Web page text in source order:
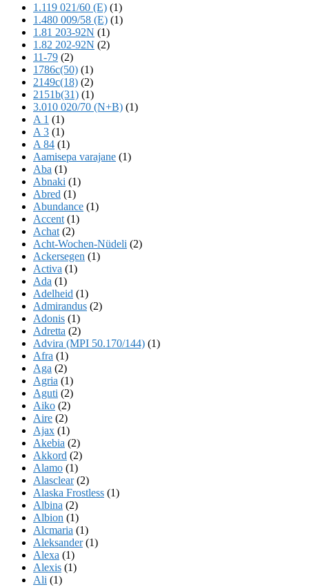
1.119 021/60 (E) (1)
1.480 009/58 (E) (1)
1.81 203-92N (1)
1.82 202-92N (2)
11-79 (2)
1786c(50) (1)
2149c(18) (2)
2151b(31) (1)
3.010 020/70 (N+B) (1)
A 1 (1)
A 3 (1)
A 84 (1)
Aamisepa varajane (1)
Aba (1)
Abnaki (1)
Abred (1)
Abundance (1)
Accent (1)
Achat (2)
Acht-Wochen-Nüdeli (2)
Ackersegen (1)
Activa (1)
Ada (1)
Adelheid (1)
Admirandus (2)
Adonis (1)
Adretta (2)
Advira (MPI 50.170/144) (1)
Afra (1)
Aga (2)
Agria (1)
Aguti (2)
Aiko (2)
Aire (2)
Ajax (1)
Akebia (2)
Akkord (2)
Alamo (1)
Alasclear(2)
Alaska Frostless (1)
Albina (2)
Albion (1)
Alcmaria (1)
Aleksander(1)
Alexa (1)
Alexis (1)
Ali (1)